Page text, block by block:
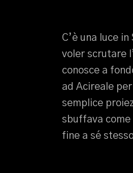
C’è una luce
voler scrutare
conosce a
ad Acireale
semplice
sbuffava
fine a sé